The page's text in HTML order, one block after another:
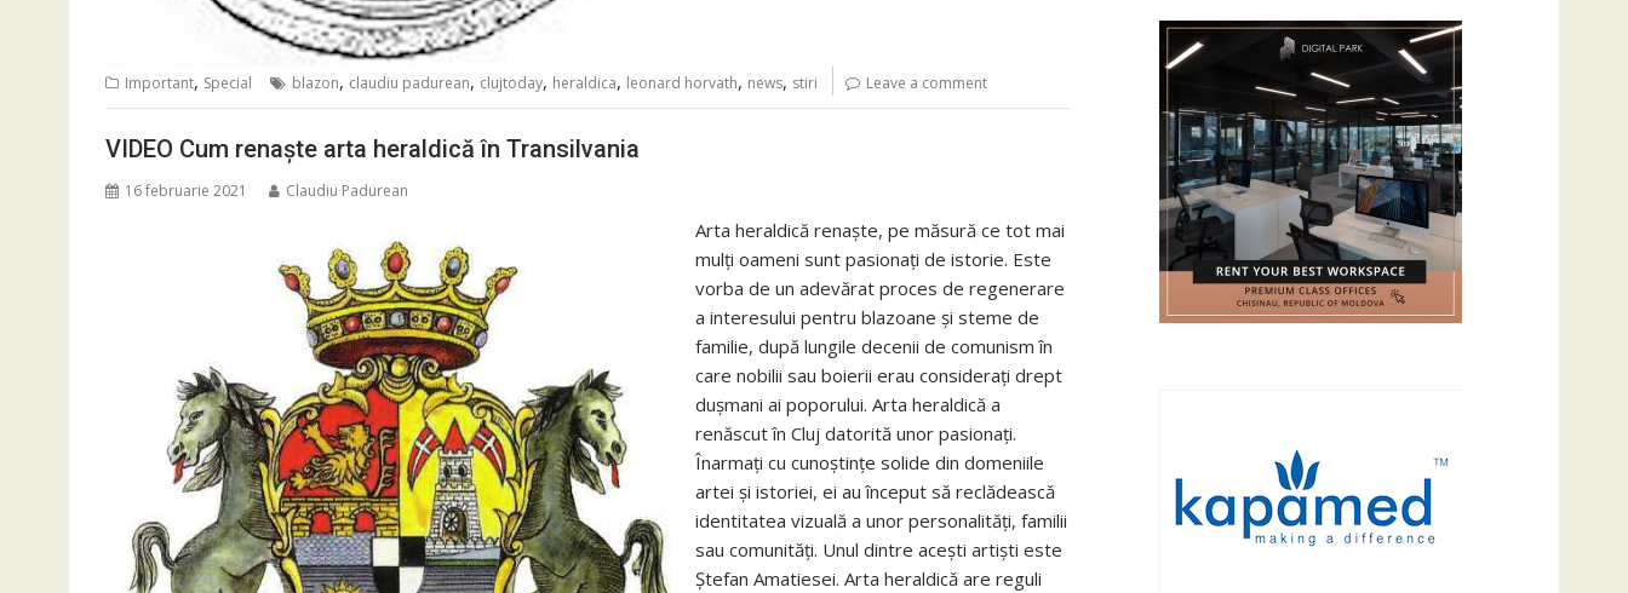
Important, Special blazon, claudiu padurean, clujtoday, heraldica, leonard horvath, news, stiri Leave a comment
VIDEO Cum renaște arta heraldică în Transilvania
16 februarie 2021 Claudiu Padurean
Arta heraldică renaște, pe măsură ce tot mai
mulți oameni sunt pasionați de istorie. Este
vorba de un adevărat proces de regenerare
a interesului pentru blazoane și steme de
familie, după lungile decenii de comunism în
care nobilii sau boierii erau considerați drept
dușmani ai poporului. Arta heraldică a
renăscut în Cluj datorită unor pasionați.
Înarmați cu cunoștințe solide din domeniile
artei și istoriei, ei au început să reclădească
identitatea vizuală a unor personalități, familii
sau comunități. Unul dintre acești artiști este
Ștefan Amatiesei. Arta heraldică are reguli